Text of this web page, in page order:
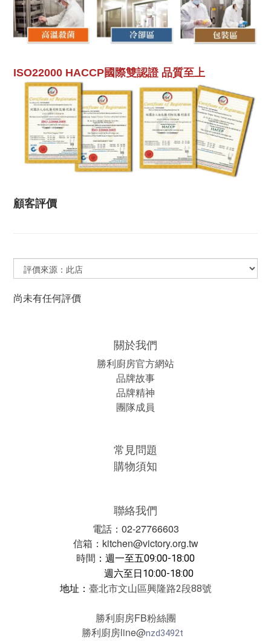
ISO22000 HACCP國際雙認證 品質至上
顧客評價
尚未有任何評價
關於我們
勝利廚房官方網站
品牌故事
品牌精神
團隊成員
常見問題
購物須知
聯絡我們
電話：02-27766603
信箱：kitchen@victory.org.tw
時間 ： 週一至五09:00-18:00
週六至日10:00-18:00
地址： 臺北市文山區興隆路2段88號
勝利廚房FB粉絲團
勝利廚房line@nzd3492t